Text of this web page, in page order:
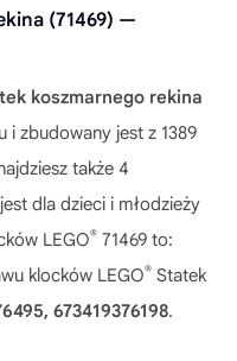
(71469) —
koszmarnego rekina
i zbudowany jest z 1389
także 4
dla dzieci i młodzieży
LEGO® 71469 to:
klocków LEGO® Statek
673419376198.